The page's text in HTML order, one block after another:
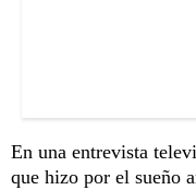
En una entrevista
que hizo por el sueño